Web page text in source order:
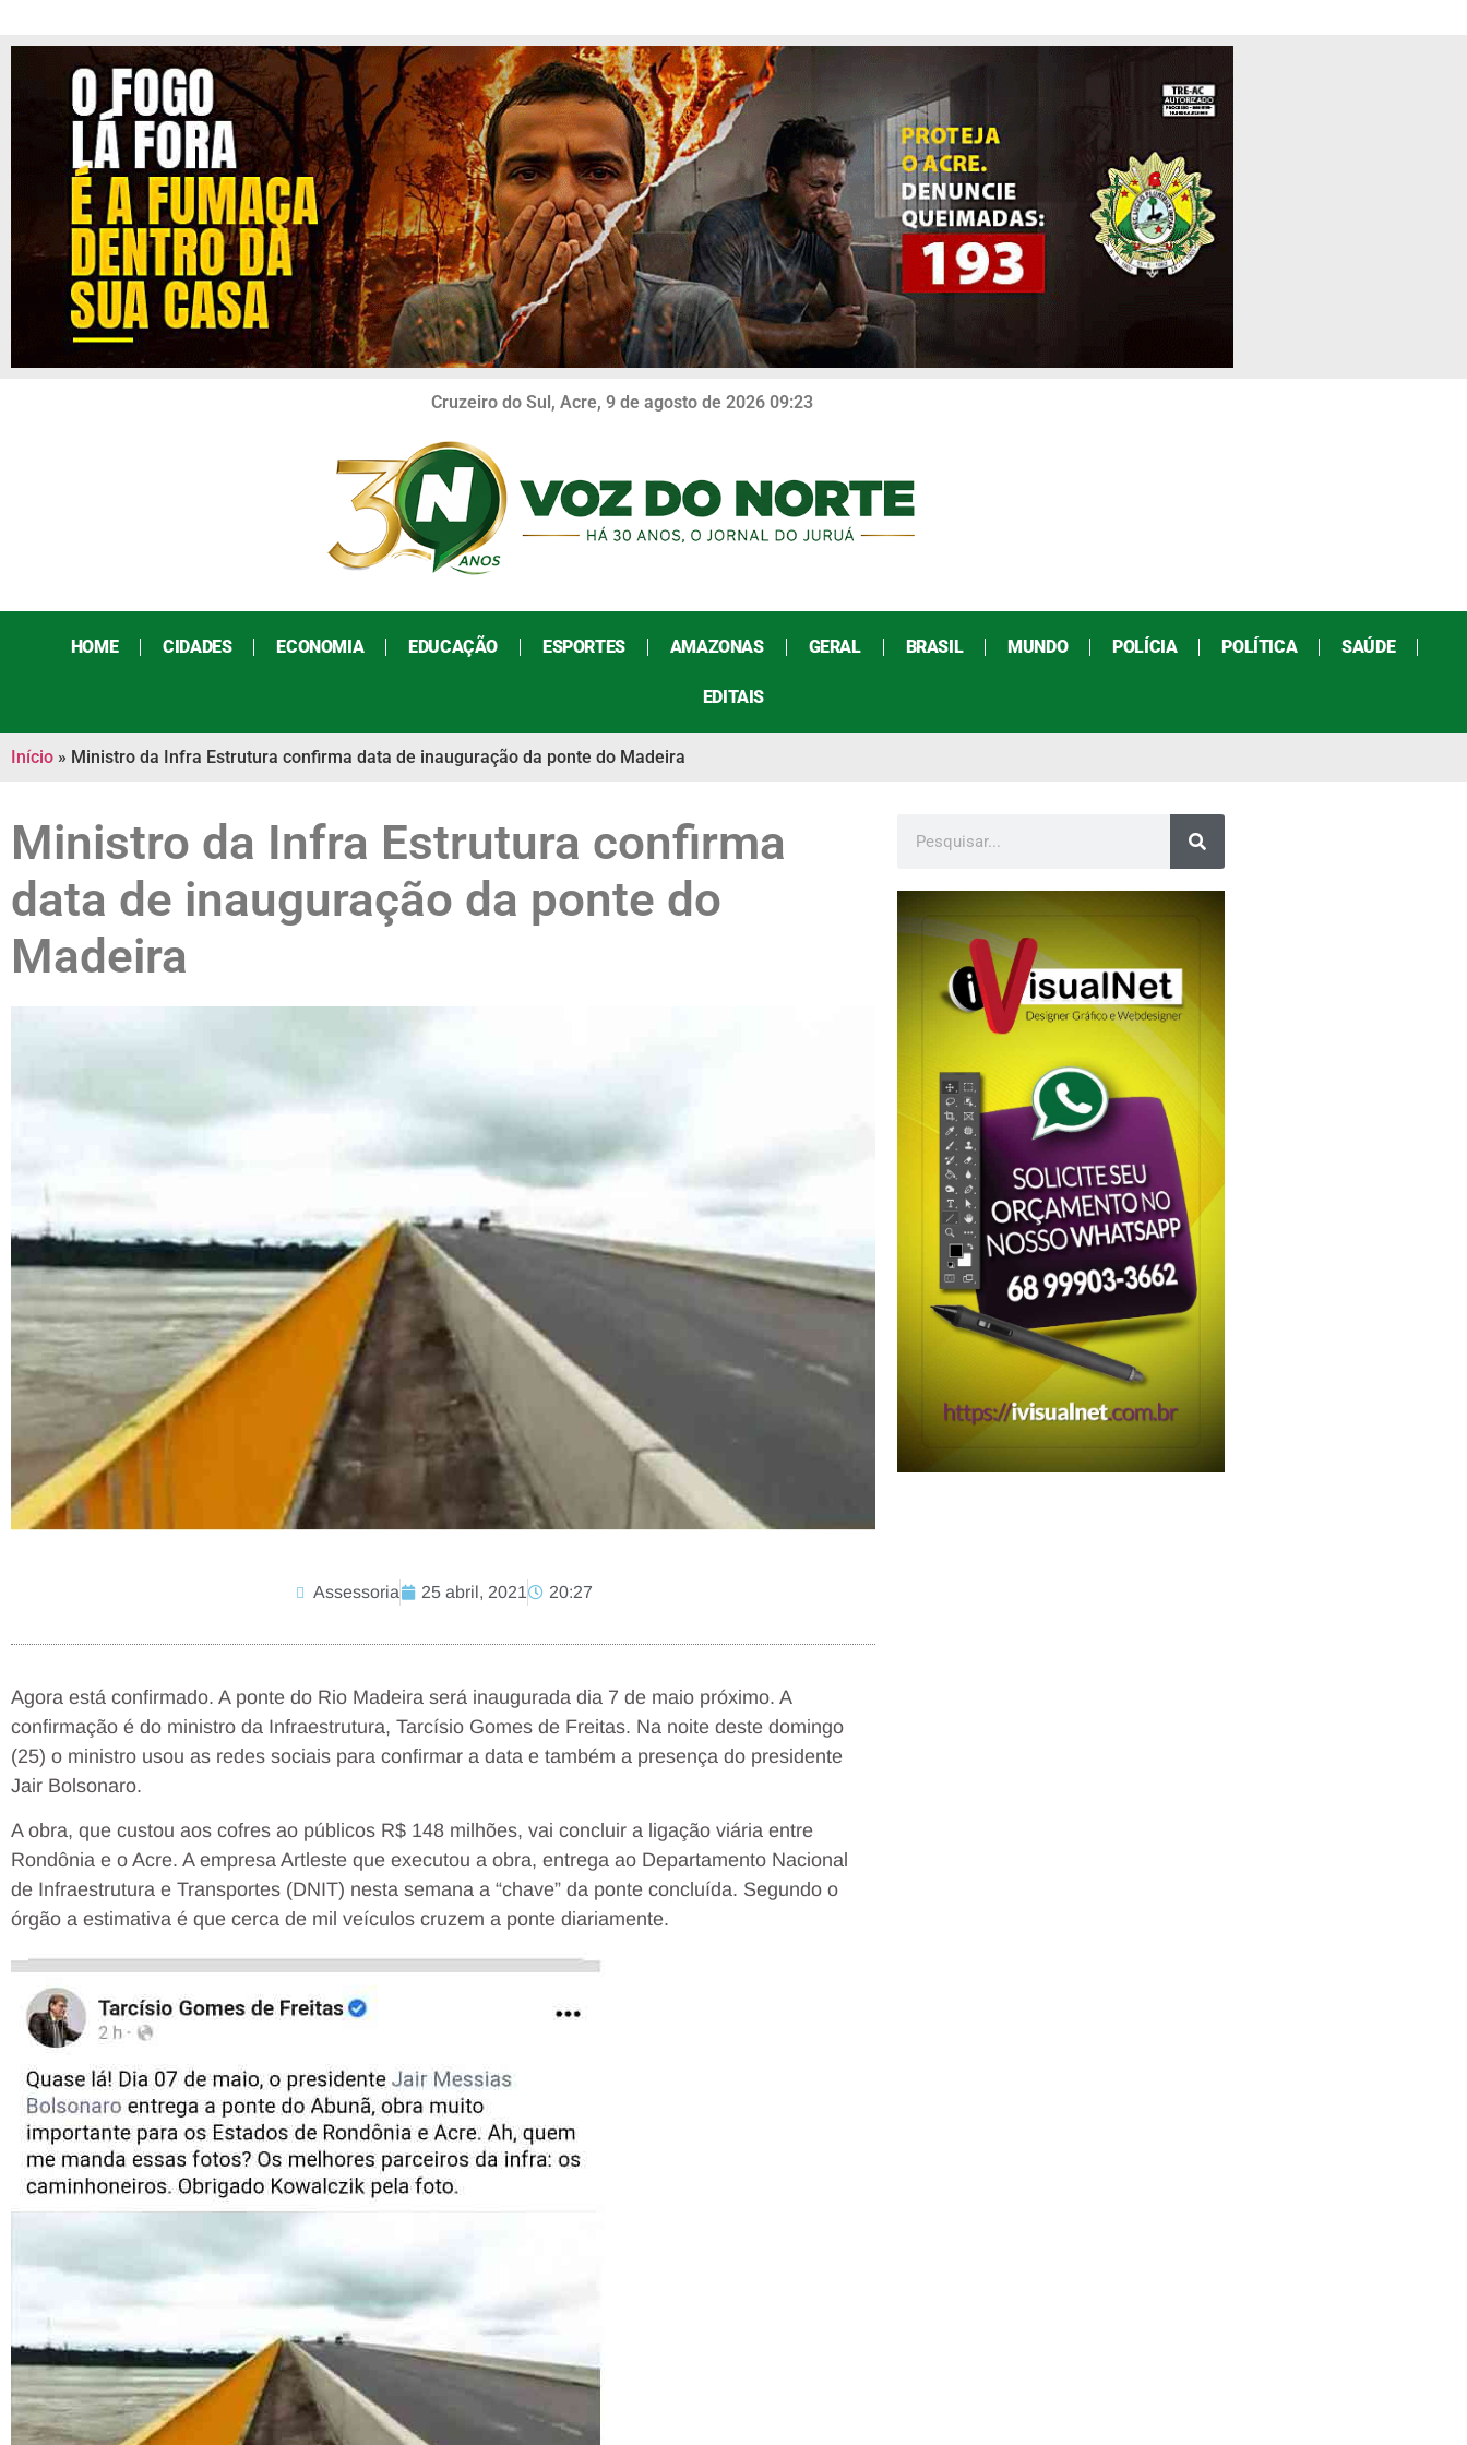
Cruzeiro do Sul, Acre, 9 de agosto de 2026 09:23
HOME CIDADES ECONOMIA EDUCAÇÃO ESPORTES AMAZONAS GERAL BRASIL MUNDO POLÍCIA POLÍTICA SAÚDE
EDITAIS
Início » Ministro da Infra Estrutura confirma data de inauguração da ponte do Madeira
Ministro da Infra Estrutura confirma
data de inauguração da ponte do
Madeira
Assessoria 25 abril, 2021 20:27
Agora está confirmado. A ponte do Rio Madeira será inaugurada dia 7 de maio próximo. A
confirmação é do ministro da Infraestrutura, Tarcísio Gomes de Freitas. Na noite deste domingo
(25) o ministro usou as redes sociais para confirmar a data e também a presença do presidente
Jair Bolsonaro.
A obra, que custou aos cofres ao públicos R$ 148 milhões, vai concluir a ligação viária entre
Rondônia e o Acre. A empresa Artleste que executou a obra, entrega ao Departamento Nacional
de Infraestrutura e Transportes (DNIT) nesta semana a “chave” da ponte concluída. Segundo o
órgão a estimativa é que cerca de mil veículos cruzem a ponte diariamente.